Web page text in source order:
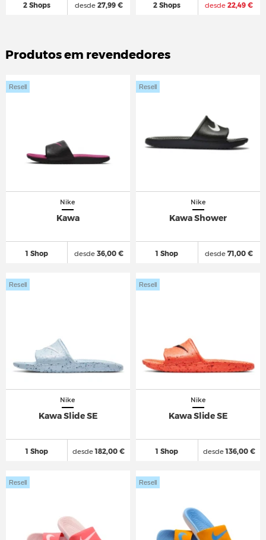
2 Shops desde27,99 € 2 Shops desde 22,49 €
Produtos em revendedores
Nike
Kawa
1 Shop
Resell
desde36,00 €
Nike
Kawa Shower
1 Shop
Resell
desde 71,00 €
Nike
Kawa Slide SE
1 Shop
Resell
desde182,00 €
Nike
Kawa Slide SE
1 Shop
Resell
desde136,00 €
Resell Resell